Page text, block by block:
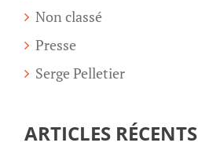
Non classé
Presse
Serge Pelletier
ARTICLES RÉCENTS